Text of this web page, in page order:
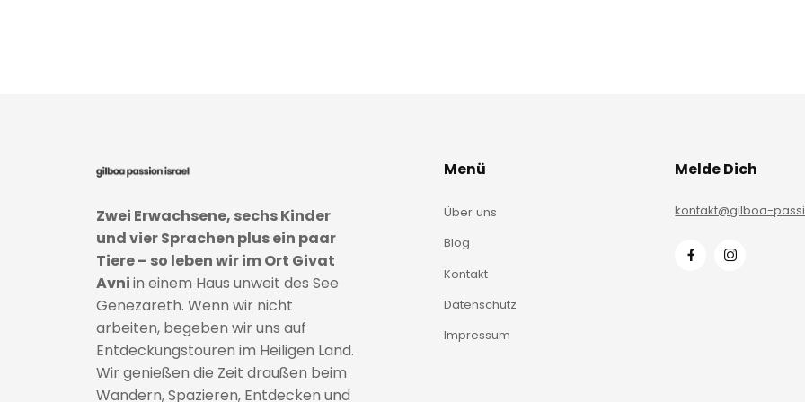
Zwei Erwachsene, sechs Kinder
und vier Sprachen plus ein paar
Tiere – so leben wir im Ort Givat
Avniin einem Haus unweit des See
Genezareth. Wenn wir nicht
arbeiten, begeben wir uns auf
Entdeckungstouren im Heiligen Land.
Wir genießen die Zeit draußen beim
Wandern, Spazieren, Entdecken und
Melde Dich
kontakt@gilboa-
Menü
Über uns
Blog
Kontakt
Datenschutz
Impressum